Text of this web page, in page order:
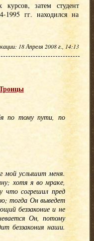
затем студент
1995 гг. находился на
18 Апреля 2008 г., 14:13
по тому пути, по
мой услышит меня.
хотя я во мраке,
что согрешил пред
тогда Он выведет
беззаконие и не
Он, потому
беззакония наши.